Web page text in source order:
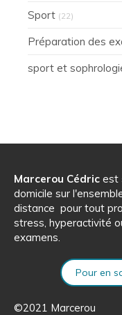
Sport (22)
Préparation des
sport et
Marcerou Cédric est
domicile sur
distance pour tout
stress, hyperactivité
examens.
Pour en
©2021 Marcerou